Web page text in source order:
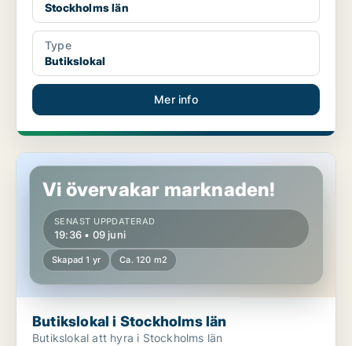
Stockholms län
Type
Butikslokal
Mer info
Butikslokal i Stockholms län
Vi övervakar marknaden!
SENAST UPPDATERAD
19:36 • 09 juni
Skapad 1 yr Ca. 120 m2
Butikslokal i Stockholms län
Butikslokal att hyra i Stockholms län